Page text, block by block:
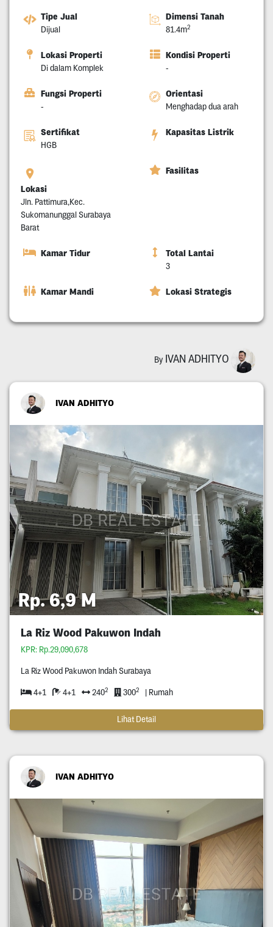
Tipe Jual
Dijual
Dimensi Tanah
81.4m2
Lokasi Properti
Di dalam Komplek
Kondisi Properti
-
Fungsi Properti
-
Orientasi
Menghadap dua arah
Sertifikat
HGB
Kapasitas Listrik
Lokasi
Jln. Pattimura,Kec.
Sukomanunggal Surabaya
Barat
Fasilitas
Kamar Tidur Total Lantai
3
Kamar Mandi Lokasi Strategis
By IVAN ADHITYO
IVAN ADHITYO
Rp. 6,9 M
La Riz Wood Pakuwon Indah
KPR: Rp.29,090,678
La Riz Wood Pakuwon Indah Surabaya
4+1 4+1 2402 3002 | Rumah
Lihat Detail
IVAN ADHITYO